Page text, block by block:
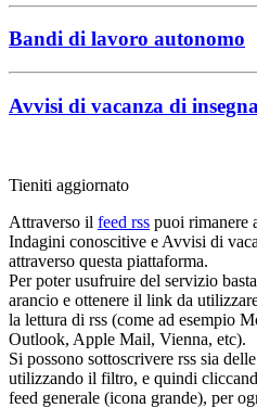
Bandi di lavoro autonomo
Avvisi di vacanza di
Tieniti aggiornato
Attraverso il feed rss puoi rimanere
Indagini conoscitive e Avvisi di
attraverso questa piattaforma.
Per poter usufruire del servizio
arancio e ottenere il link da
la lettura di rss (come ad esempio
Outlook, Apple Mail, Vienna, etc).
Si possono sottoscrivere rss sia
utilizzando il filtro, e quindi
feed generale (icona grande), per